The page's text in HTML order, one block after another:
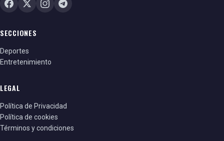
SECCIONES
Deportes
Entretenimiento
LEGAL
Política de Privacidad
Política de cookies
Términos y condiciones